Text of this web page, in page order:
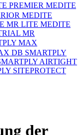
PREMIER MEDITE
MEDITE
MR LITE MEDITE
MR
MAX
DB SMARTPLY
AIRTIGHT
SITEPROTECT
der